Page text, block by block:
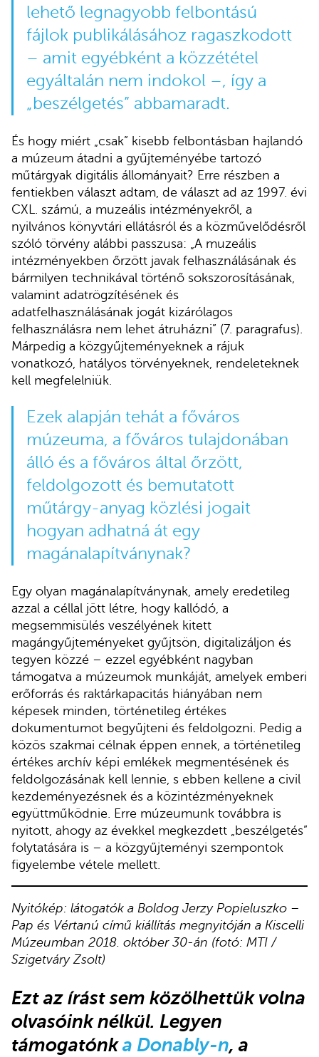
lehető legnagyobb felbontású
fájlok publikálásához ragaszkodott
– amit egyébként a közzététel
egyáltalán nem indokol –, így a
„beszélgetés” abbamaradt.
És hogy miért „csak” kisebb felbontásban hajlandó
a múzeum átadni a gyűjteményébe tartozó
műtárgyak digitális állományait? Erre részben a
fentiekben választ adtam, de választ ad az 1997. évi
CXL. számú, a muzeális intézményekről, a
nyilvános könyvtári ellátásról és a közművelődésről
szóló törvény alábbi passzusa: „A muzeális
intézményekben őrzött javak felhasználásának és
bármilyen technikával történő sokszorosításának,
valamint adatrögzítésének és
adatfelhasználásának jogát kizárólagos
felhasználásra nem lehet átruházni” (7. paragrafus).
Márpedig a közgyűjteményeknek a rájuk
vonatkozó, hatályos törvényeknek, rendeleteknek
kell megfelelniük.
Ezek alapján tehát a főváros
múzeuma, a főváros tulajdonában
álló és a főváros által őrzött,
feldolgozott és bemutatott
műtárgy-anyag közlési jogait
hogyan adhatná át egy
magánalapítványnak?
Egy olyan magánalapítványnak, amely eredetileg
azzal a céllal jött létre, hogy kallódó, a
megsemmisülés veszélyének kitett
magángyűjteményeket gyűjtsön, digitalizáljon és
tegyen közzé – ezzel egyébként nagyban
támogatva a múzeumok munkáját, amelyek emberi
erőforrás és raktárkapacitás hiányában nem
képesek minden, történetileg értékes
dokumentumot begyűjteni és feldolgozni. Pedig a
közös szakmai célnak éppen ennek, a történetileg
értékes archív képi emlékek megmentésének és
feldolgozásának kell lennie, s ebben kellene a civil
kezdeményezésnek és a közintézményeknek
együttműködnie. Erre múzeumunk továbbra is
nyitott, ahogy az évekkel megkezdett „beszélgetés”
folytatására is – a közgyűjteményi szempontok
figyelembe vétele mellett.
Nyitókép: látogatók a Boldog Jerzy Popieluszko –
Pap és Vértanú című kiállítás megnyitóján a Kiscelli
Múzeumban 2018. október 30-án (fotó: MTI /
Szigetváry Zsolt)
Ezt az írást sem közölhettük volna
olvasóink nélkül. Legyen
támogatónka Donably-n, a